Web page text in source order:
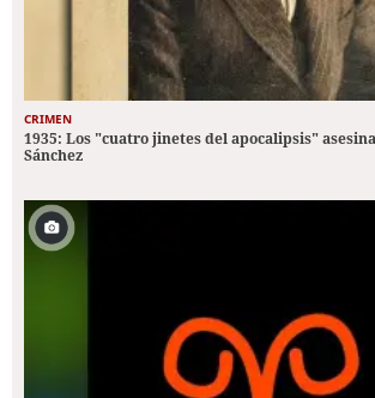
CRIMEN
1935: Los "cuatro jinetes del apocalipsis"
Sánchez